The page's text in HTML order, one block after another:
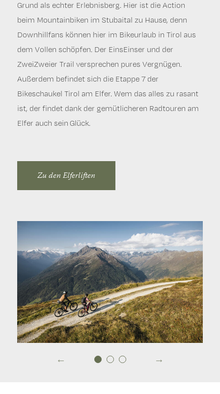
Grund als echter Erlebnisberg. Hier ist die Action
beim Mountainbiken im Stubaital zu Hause, denn
Downhillfans können hier im Bikeurlaub in Tirol aus
dem Vollen schöpfen. Der EinsEinser und der
ZweiZweier Trail versprechen pures Vergnügen.
Außerdem befindet sich die Etappe 7 der
Bikeschaukel Tirol am Elfer. Wem das alles zu rasant
ist, der findet dank der gemütlicheren Radtouren am
Elfer auch sein Glück.
Zu den Elferliften
im Mountainbike Urlaub nicht fehlen! Im Stubaital
Biken und das noch dazu am Fuße der
beeindruckenden Serles ist immer ein Erlebnis, denn
neun abwechslungsreiche Routen stehen für das
Mountainbiken im Stubaital bereit. Wer nicht vom Tal
aus starten möchte, der kann sogar sein Bike mit in
die Kabine der Gondelbahn nehmen.
Mountainbike, dem E-Bike oder gar dem Cityflitzer
beim Biken im Stubaital unterwegs ist, auf der neu
errichteten Radroute 19 tummelt sich die Vielfalt. Im
Bikeurlaub in Tirol kann ohne große Anstrengung mit
herrlichem Blick auf die Bergwelt die Natur genossen
werden, denn der Stubai Radweg ist von Stackler bis
Falbeson durchgängig asphaltiert und gut befahrbar.